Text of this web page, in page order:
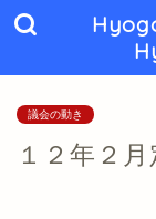
議会の動き
１２年２